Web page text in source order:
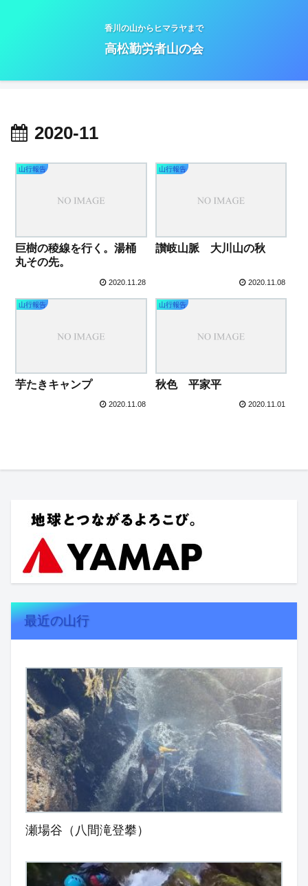
香川の山からヒマラヤまで
高松勤労者山の会
2020-11
山行報告
巨樹の稜線を行く。湯桶
丸その先。
2020.11.28
山行報告
讃岐山脈 大川山の秋
2020.11.08
山行報告
芋たきキャンプ
2020.11.08
山行報告
秋色 平家平
2020.11.01
最近の山行
瀬場谷（八間滝登攀）